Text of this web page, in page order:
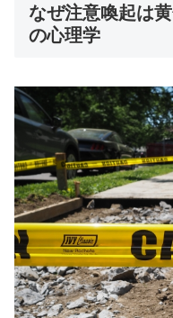
なぜ注意喚起は
の心理学